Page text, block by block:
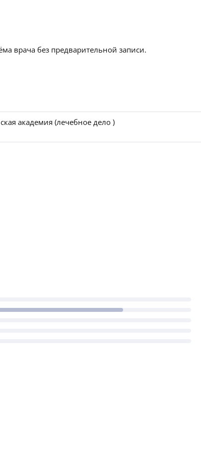
врача без предварительной записи.
академия (лечебное дело )